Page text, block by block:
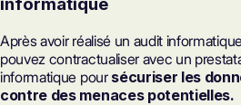
Après avoir réalisé un audit
pouvez contractualiser avec un
informatique pour sécuriser les
contre des menaces potentielles.